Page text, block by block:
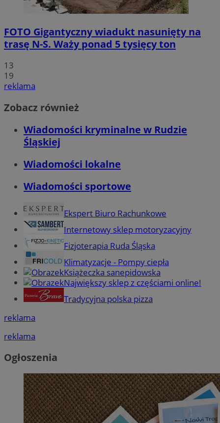
FOTO Gigantyczny wiadukt nasunięty na
trasę N-S. Waży ponad 5 tysięcy ton
13
19
reklama
Zobacz również
Wiadomości kryminalne w Rudzie
Śląskiej
Wiadomości lokalne
Wiadomości sportowe
Ekspert Biuro Rachunkowe
Internetowy sklep motoryzacyjny
Fizjoterapia Ruda Śląska
Klimatyzacje - Pompy ciepła
Książeczka sanepidowska
Największy sklep z częściami online!
Tradycyjna polska pizza
reklama
reklama
Ogłoszenia